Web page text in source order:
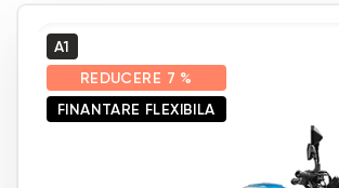
A1
REDUCERE 7 %
FINANTARE FLEXIBILA